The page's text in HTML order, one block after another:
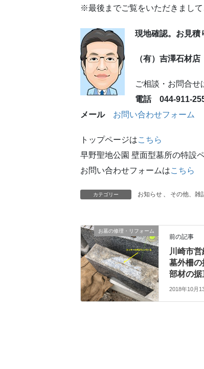
※最後までご覧をいただきまして
現地確認。お見積
（有）吉澤石材
ご相談・お問合せ
電話 044-911-
メール
お問い合わせフォーム
トップページはこちら
早野聖地公園 壁面型墓所の特設
お問い合わせフォームはこちら
カテゴリー お知らせ 、 その他、雑
お墓の修理・リフォーム
前の記事
川崎市
墓外柵の
部材の据
2018年10月